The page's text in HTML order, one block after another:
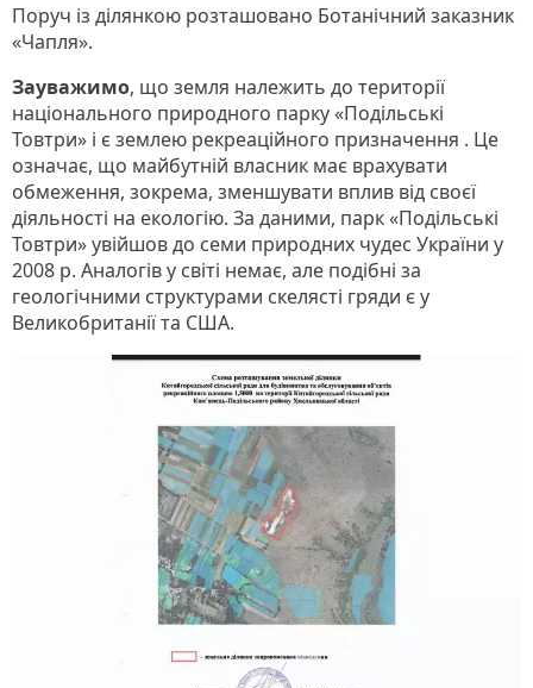
Поруч із ділянкою розташовано Ботанічний заказник
«Чапля».
Зауважимо, що земля належить до території
національного природного парку «Подільські
Товтри» і є землею рекреаційного призначення . Це
означає, що майбутній власник має врахувати
обмеження, зокрема, зменшувати вплив від своєї
діяльності на екологію. За даними, парк «Подільські
Товтри» увійшов до семи природних чудес України у
2008 р. Аналогів у світі немає, але подібні за
геологічними структурами скелясті гряди є у
Великобританії та США.